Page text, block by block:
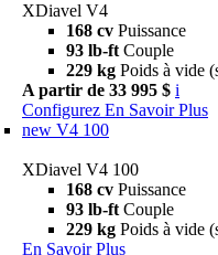
XDiavel V4
168 cv Puissance
93 lb-ft Couple
229 kg Poids à vide
A partir de 33 995 $ i
Configurez En Savoir Plus
new V4 100
XDiavel V4 100
168 cv Puissance
93 lb-ft Couple
229 kg Poids à vide
En Savoir Plus